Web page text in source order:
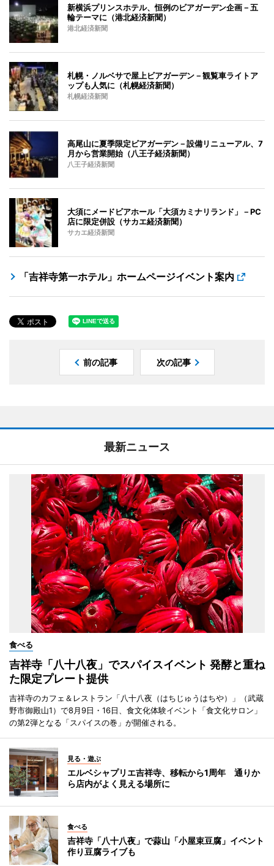
新横浜プリンスホテル、恒例のビアガーデン企画－五
輪テーマに（港北経済新聞）
港北経済新聞
札幌・ノルベサで屋上ビアガーデン－観覧車ライトア
ップも人気に（札幌経済新聞）
札幌経済新聞
高尾山に夏季限定ビアガーデン－設備リニューアル、7
月から営業開始（八王子経済新聞）
八王子経済新聞
大須にメードビアホール「大須カミナリランド」－PC
店に限定併設（サカエ経済新聞）
サカエ経済新聞
「吉祥寺第一ホテル」ホームページイベント案内
前の記事 次の記事
最新ニュース
食べる
吉祥寺「八十八夜」でスパイスイベント 発酵と重ね
た限定プレート提供
吉祥寺のカフェ＆レストラン「八十八夜（はちじゅうはちや）」（武蔵
野市御殿山1）で8月9日・16日、食文化体験イベント「食文化サロン」
の第2弾となる「スパイスの巻」が開催される。
見る・遊ぶ
エルベシャプリエ吉祥寺、移転から1周年 通りか
ら店内がよく見える場所に
食べる
吉祥寺「八十八夜」で蒜山「小屋束豆腐」イベント
作り豆腐ライブも